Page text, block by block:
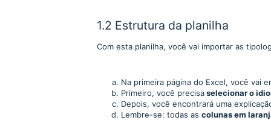
1.2 Estrutura da planilha
Com esta planilha, você vai importar as
Na primeira página do Excel, você vai
Primeiro, você precisaselecionar o
Depois, você encontrará uma
Lembre-se: todas as colunas em